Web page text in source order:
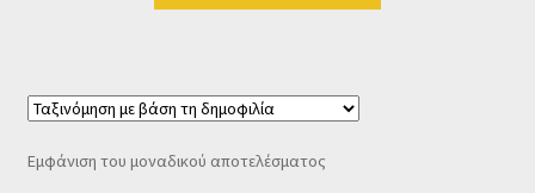
Εμφάνιση του μοναδικού αποτελέσματος